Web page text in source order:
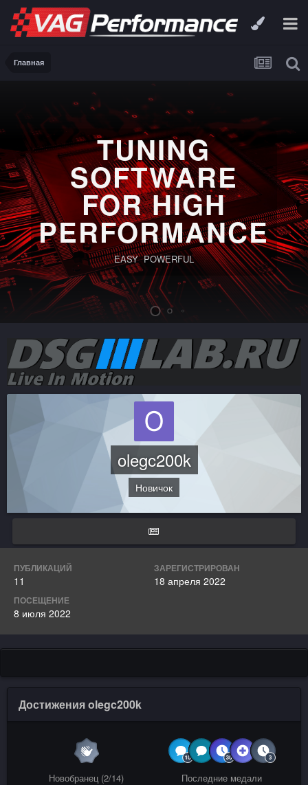
Главная
TUNING
SOFTWARE
FOR HIGH
PERFORMANCE
EASY POWERFUL
olegc200k
Новичок
ПУБЛИКАЦИЙ
11
ЗАРЕГИСТРИРОВАН
18 апреля 2022
ПОСЕЩЕНИЕ
8 июля 2022
Достижения olegc200k
Новобранец (2/14) Последние медали